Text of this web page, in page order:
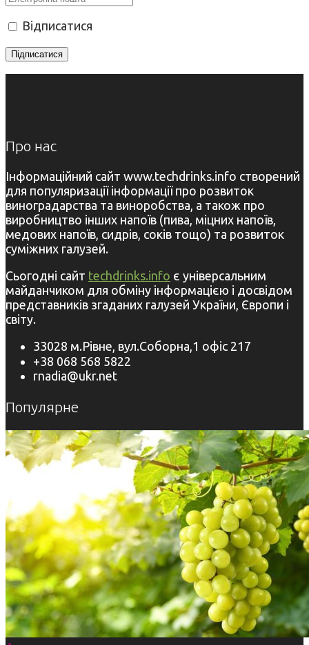
Відписатися
Про нас
Інформаційний сайт www.techdrinks.info створений
для популяризації інформації про розвиток
виноградарства та виноробства, а також про
виробництво інших напоїв (пива, міцних напоїв,
медових напоїв, сидрів, соків тощо) та розвиток
суміжних галузей.
Сьогодні сайт techdrinks.info є універсальним
майданчиком для обміну інформацією і досвідом
представників згаданих галузей України, Європи і
світу.
33028 м.Рівне, вул.Соборна,1 офіс 217
+38 068 568 5822
rnadia@ukr.net
Популярне